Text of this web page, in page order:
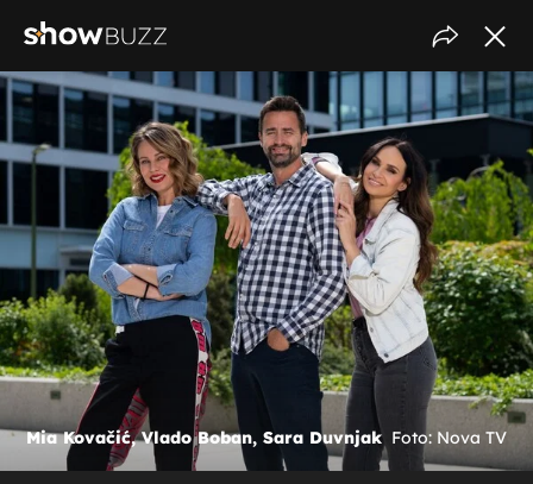
Mia Kovačić, Vlado Boban, Sara Duvnjak Foto: Nova TV